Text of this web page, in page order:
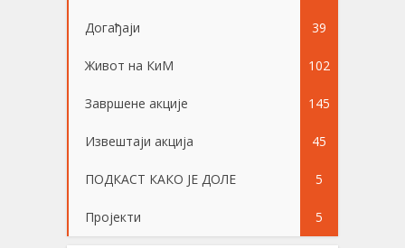
Догађаји 39
Живот на КиМ 102
Завршене акције 145
Извештаји акција 45
ПОДКАСТ КАКО ЈЕ ДОЛЕ 5
Пројекти 5